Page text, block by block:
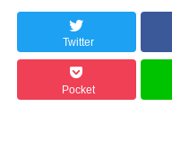
Twitter
Pocket